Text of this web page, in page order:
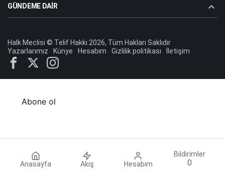
GÜNDEME DAIR
Halk Meclisi © Telif Hakkı 2026, Tüm Hakları Saklıdır
Yazarlarımız
Künye Hesabım Gizlilik politikası İletişim
Anasayfa Akış Hesabım
Bildirimler
0
Abone ol